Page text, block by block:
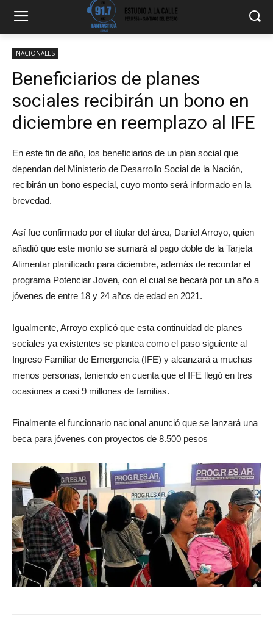
NACIONALES
Beneficiarios de planes
sociales recibirán un bono en
diciembre en reemplazo al IFE
En este fin de año, los beneficiarios de un plan social que
dependan del Ministerio de Desarrollo Social de la Nación,
recibirán un bono especial, cuyo monto será informado en la
brevedad.
Así fue confirmado por el titular del área, Daniel Arroyo, quien
añadió que este monto se sumará al pago doble de la Tarjeta
Alimentar planificado para diciembre, además de recordar el
programa Potenciar Joven, con el cual se becará por un año a
jóvenes de entre 18 y 24 años de edad en 2021.
Igualmente, Arroyo explicó que esta continuidad de planes
sociales ya existentes se plantea como el paso siguiente al
Ingreso Familiar de Emergencia (IFE) y alcanzará a muchas
menos personas, teniendo en cuenta que el IFE llegó en tres
ocasiones a casi 9 millones de familias.
Finalmente el funcionario nacional anunció que se lanzará una
beca para jóvenes con proyectos de 8.500 pesos